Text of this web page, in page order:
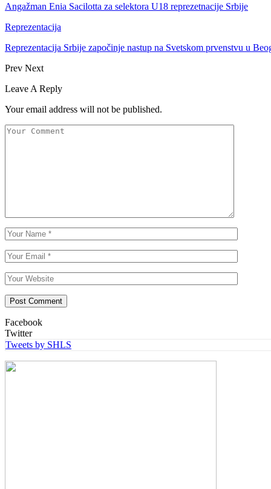
Angažman Enia Sacilotta za selektora U18 reprezetnacije Srbije
Reprezentacija
Reprezentacija Srbije započinje nastup na Svetskom prvenstvu u
Prev Next
Leave A Reply
Your email address will not be published.
Facebook
Twitter
Tweets by SHLS